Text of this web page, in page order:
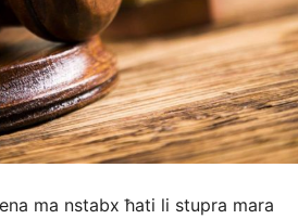
ma nstabx ħati li stupra mara